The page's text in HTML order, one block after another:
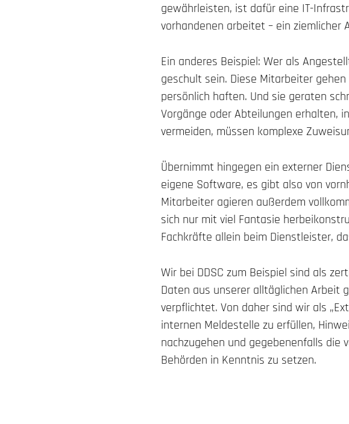
gewährleisten, ist dafür eine IT-
vorhandenen arbeitet – ein ziemlicher
Ein anderes Beispiel: Wer als
geschult sein. Diese Mitarbeiter
persönlich haften. Und sie geraten
Vorgänge oder Abteilungen erhalten,
vermeiden, müssen komplexe
Übernimmt hingegen ein externer
eigene Software, es gibt also von
Mitarbeiter agieren außerdem
sich nur mit viel Fantasie
Fachkräfte allein beim Dienstleister,
Wir bei DDSC zum Beispiel sind als
Daten aus unserer alltäglichen Arbeit
verpflichtet. Von daher sind wir als
internen Meldestelle zu erfüllen,
nachzugehen und gegebenenfalls
Behörden in Kenntnis zu setzen.